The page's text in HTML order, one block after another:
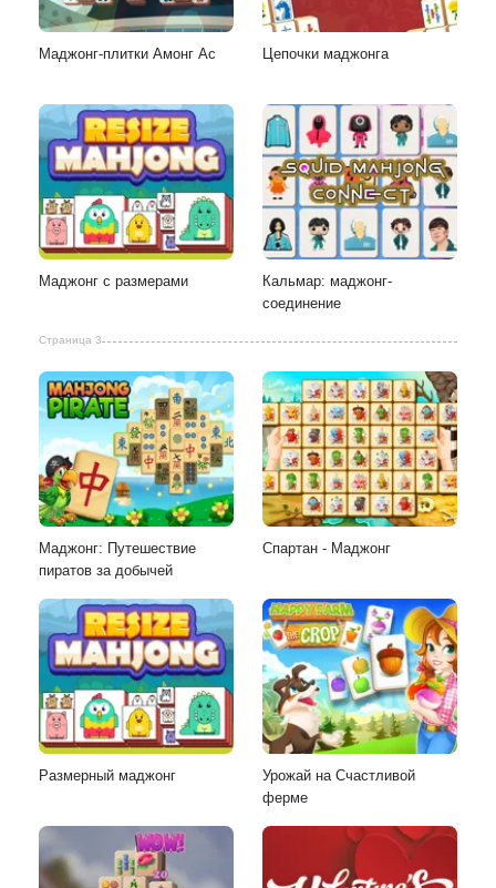
Маджонг-плитки Амонг Ас Цепочки маджонга
Маджонг с размерами
Кальмар: маджонг-
соединение
Страница 3
Маджонг: Путешествие
пиратов за добычей
Спартан - Маджонг
Размерный маджонг
Урожай на Счастливой
ферме